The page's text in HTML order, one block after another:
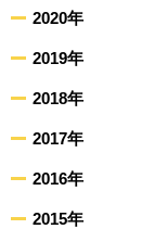
2020年
2019年
2018年
2017年
2016年
2015年